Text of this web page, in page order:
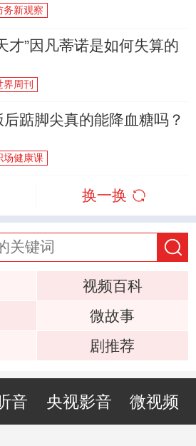
务新观察
才”因凡蒂诺是如何失算的
界周刊
后踮脚尖真的能降血糖吗？
场健康课
换一换
视频百科
微故事
剧推荐
音 央视影音 微视频